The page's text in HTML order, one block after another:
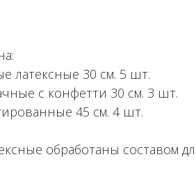
латексные 30 см. 5 шт.
с конфетти 30 см. 3 шт.
45 см. 4 шт.
обработаны составом